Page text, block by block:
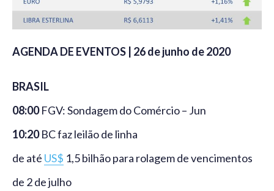
AGENDA DE EVENTOS | 26 de junho de 2020
BRASIL
08:00FGV: Sondagem do Comércio – Jun
10:20BC faz leilão de linha
de até US$ 1,5 bilhão para rolagem de vencimentos
de 2 de julho